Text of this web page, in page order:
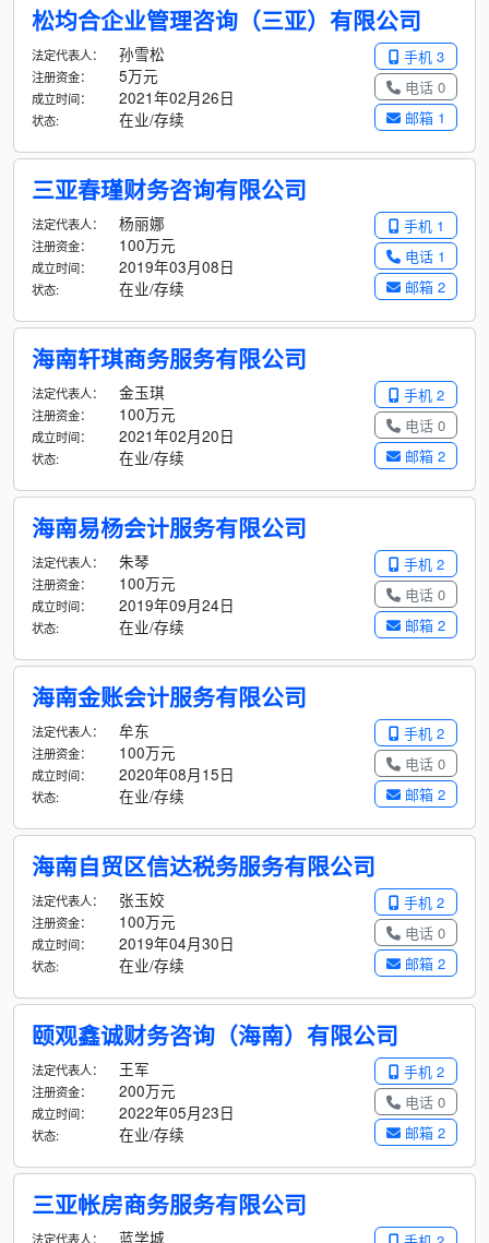
松均合企业管理咨询（三亚）有限公司
手机 3
电话 0
邮箱 1
法定代表人： 孙雪松
注册资金： 5万元
成立时间： 2021年02月26日
状态: 在业/存续
三亚春瑾财务咨询有限公司
手机 1
电话 1
邮箱 2
法定代表人： 杨丽娜
注册资金： 100万元
成立时间： 2019年03月08日
状态: 在业/存续
海南轩琪商务服务有限公司
手机 2
电话 0
邮箱 2
法定代表人： 金玉琪
注册资金： 100万元
成立时间： 2021年02月20日
状态: 在业/存续
海南易杨会计服务有限公司
手机 2
电话 0
邮箱 2
法定代表人： 朱琴
注册资金： 100万元
成立时间： 2019年09月24日
状态: 在业/存续
海南金账会计服务有限公司
手机 2
电话 0
邮箱 2
法定代表人： 牟东
注册资金： 100万元
成立时间： 2020年08月15日
状态: 在业/存续
海南自贸区信达税务服务有限公司
手机 2
电话 0
邮箱 2
法定代表人： 张玉姣
注册资金： 100万元
成立时间： 2019年04月30日
状态: 在业/存续
颐观鑫诚财务咨询（海南）有限公司
手机 2
电话 0
邮箱 2
法定代表人： 王军
注册资金： 200万元
成立时间： 2022年05月23日
状态: 在业/存续
三亚帐房商务服务有限公司
法定代表人： 蓝学城